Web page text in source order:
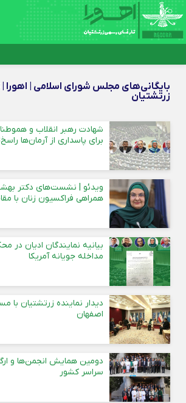
بایگانی‌های مجلس شورای اسلامی | اهورا |
زرتشتیان
شهادت رهبر انقلاب و
برای پاسداری از آرمان‌ها
ویدئو | نشست‌های دکتر
همراهی فراکسیون زنان با
بیانیه نمایندگان ادیان در
مداخله جویانه آمریکا
دیدار نماینده زرتشتیان با
اصفهان
دومین همایش انجمن‌ها و
سراسر کشور